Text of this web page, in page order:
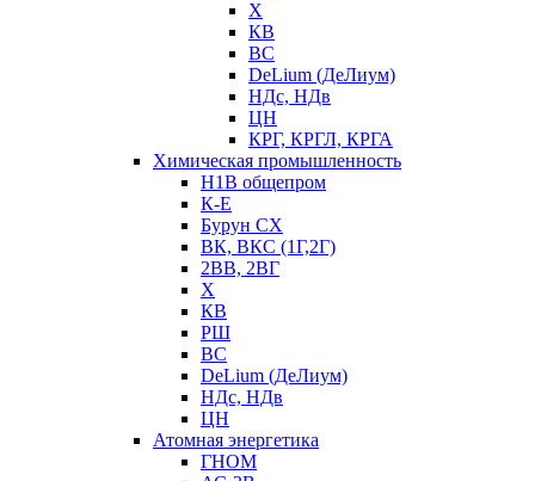
Х
КВ
ВС
DeLium (ДеЛиум)
НДс, НДв
ЦН
КРГ, КРГЛ, КРГА
Химическая промышленность
Н1В общепром
К-Е
Бурун СХ
ВК, ВКС (1Г,2Г)
2ВВ, 2ВГ
Х
КВ
РШ
ВС
DeLium (ДеЛиум)
НДс, НДв
ЦН
Атомная энергетика
ГНОМ